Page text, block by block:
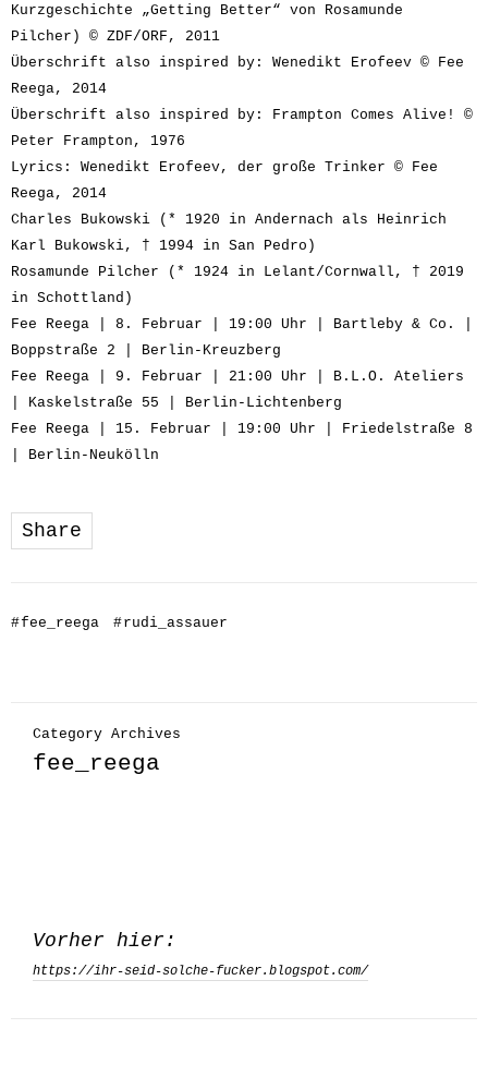
Kurzgeschichte „Getting Better“ von Rosamunde
Pilcher) © ZDF/ORF, 2011
Überschrift also inspired by: Wenedikt Erofeev © Fee
Reega, 2014
Überschrift also inspired by: Frampton Comes Alive! ©
Peter Frampton, 1976
Lyrics: Wenedikt Erofeev, der große Trinker © Fee
Reega, 2014
Charles Bukowski (* 1920 in Andernach als Heinrich
Karl Bukowski, † 1994 in San Pedro)
Rosamunde Pilcher (* 1924 in Lelant/Cornwall, † 2019
in Schottland)
Fee Reega | 8. Februar | 19:00 Uhr | Bartleby & Co. |
Boppstraße 2 | Berlin-Kreuzberg
Fee Reega | 9. Februar | 21:00 Uhr | B.L.O. Ateliers
| Kaskelstraße 55 | Berlin-Lichtenberg
Fee Reega | 15. Februar | 19:00 Uhr | Friedelstraße 8
| Berlin-Neukölln
Share
#fee_reega #rudi_assauer
Category Archives
fee_reega
Vorher hier:
https://ihr-seid-solche-fucker.blogspot.com/